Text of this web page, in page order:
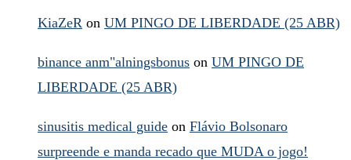
KiaZeR on UM PINGO DE LIBERDADE (25 ABR)
binance anm"alningsbonus on UM PINGO DE
LIBERDADE (25 ABR)
sinusitis medical guide on Flávio Bolsonaro
surpreende e manda recado que MUDA o jogo!